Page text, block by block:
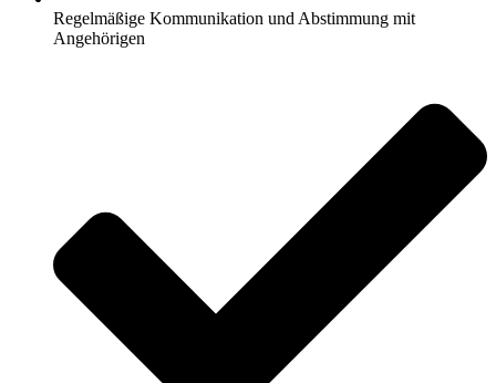
Regelmäßige Kommunikation und Abstimmung mit
Angehörigen